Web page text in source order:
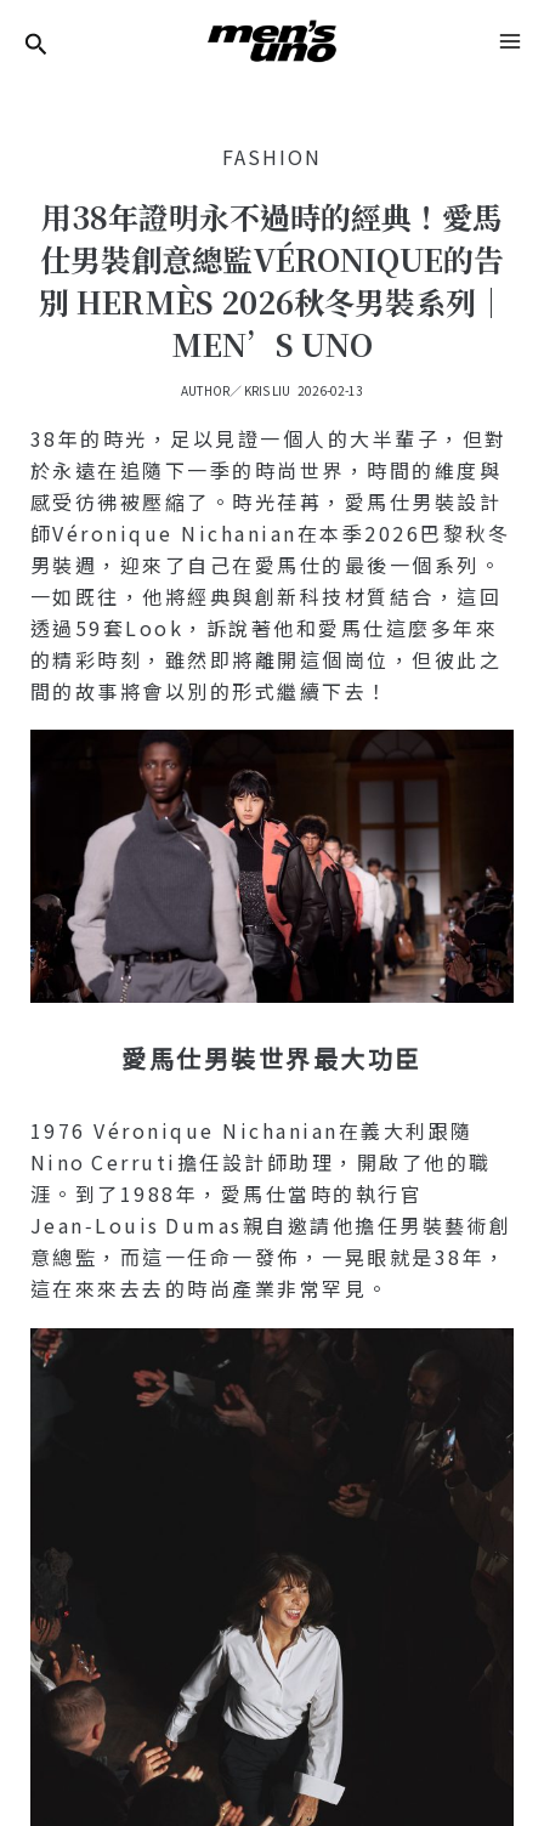
FASHION
用38年證明永不過時的經典！愛馬
仕男裝創意總監VÉRONIQUE的告
別 HERMÈS 2026秋冬男裝系列｜
MEN’S UNO
AUTHOR／ KRIS LIU 2026-02-13
38年的時光，足以見證一個人的大半輩子，但對
於永遠在追隨下一季的時尚世界，時間的維度與
感受彷彿被壓縮了。時光荏苒，愛馬仕男裝設計
師Véronique Nichanian在本季2026巴黎秋冬
男裝週，迎來了自己在愛馬仕的最後一個系列。
一如既往，他將經典與創新科技材質結合，這回
透過59套Look，訴說著他和愛馬仕這麼多年來
的精彩時刻，雖然即將離開這個崗位，但彼此之
間的故事將會以別的形式繼續下去！
愛馬仕男裝世界最大功臣
1976 Véronique Nichanian在義大利跟隨
Nino Cerruti擔任設計師助理，開啟了他的職
涯。到了1988年，愛馬仕當時的執行官
Jean‑Louis Dumas親自邀請他擔任男裝藝術創
意總監，而這一任命一發佈，一晃眼就是38年，
這在來來去去的時尚產業非常罕見。
Navigation